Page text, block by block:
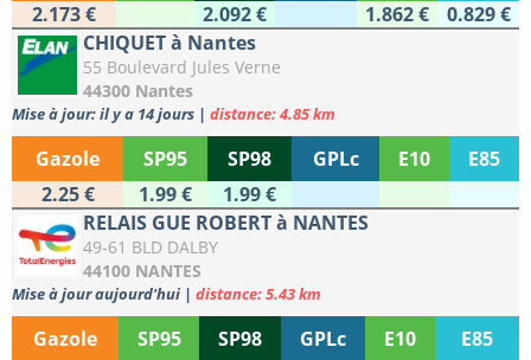
2.173 €
2.092 € 1.862 €
0.829 €
CHIQUET à Nantes
55 Boulevard Jules Verne
44300 Nantes
Mise à jour: il y a 14 jours | distance: 4.85 km
Gazole SP95 SP98 GPLc E10
E85
2.25 €
1.99 €
1.99 €
RELAIS GUE ROBERT à NANTES
49-61 BLD DALBY
44100 NANTES
Mise à jour aujourd'hui | distance: 5.43 km
Gazole SP95 SP98 GPLc E10
E85